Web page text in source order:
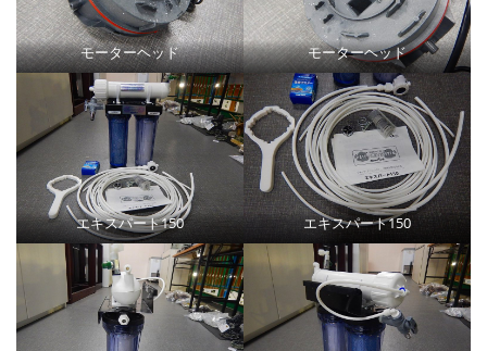
モーターヘッド モーターヘッド
エキスパート150 エキスパート150